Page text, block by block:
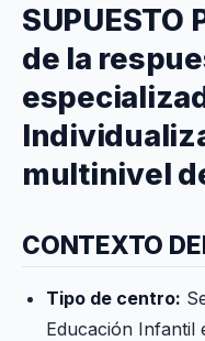
SUPUESTO
de la
multinivel
CONTEXTO
Tipo de centro:
Educación Infantil